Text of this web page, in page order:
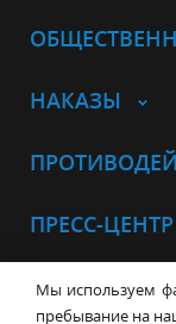
НАКАЗЫ
ПРЕСС-ЦЕНТР
© Совет
Новосибирска
Мы используем
пребывание на